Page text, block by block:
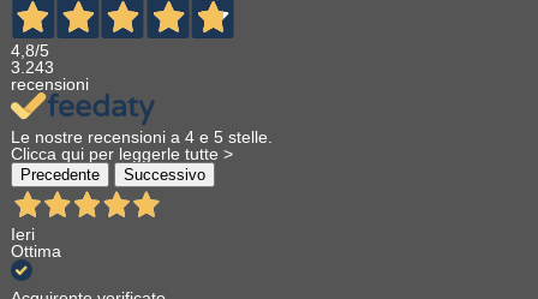
4,8/5
3.243
recensioni
Le nostre recensioni a 4 e 5 stelle.
Clicca qui per leggerle tutte >
Precedente Successivo
Ieri
Ottima